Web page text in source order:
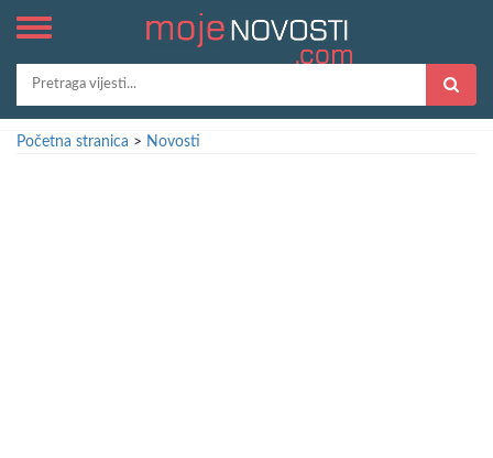
Početna stranica > Novosti